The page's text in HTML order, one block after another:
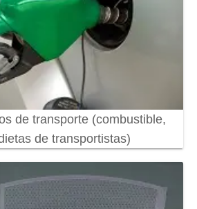
de transporte (combustible,
de transportistas)